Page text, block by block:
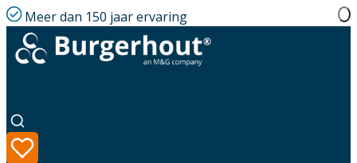
Meer dan 150 jaar ervaring